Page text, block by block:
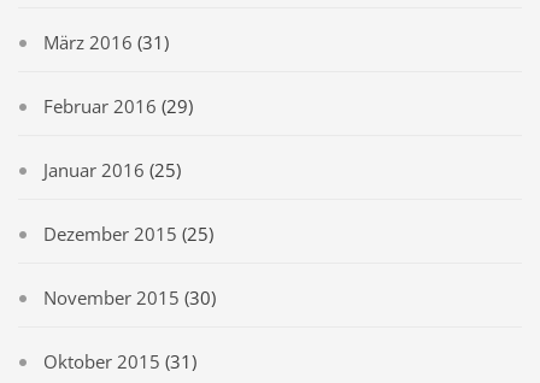
März 2016 (31)
Februar 2016 (29)
Januar 2016 (25)
Dezember 2015 (25)
November 2015 (30)
Oktober 2015 (31)